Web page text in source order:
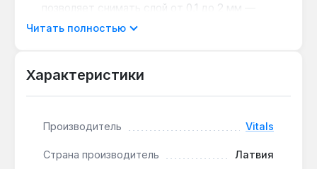
позволяет снимать слой от 0,1 до 2 мм —
идеально для подгонки дверных полотен и
заготовках:литая алюминиевая база с
исключая перекосы при строгании досок
Совместимость с системой пылеудаления:
Читать полностью
Характеристики
Производитель Vitals
Страна производитель Латвия